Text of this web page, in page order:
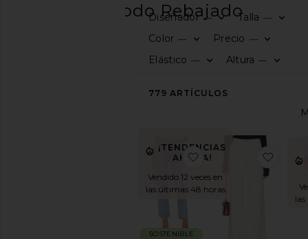
Todo Rebajado
Diseñador—
Talla —
Color —
Precio —
Elástico —
Altura —
779 ARTÍCULOS
¡TENDENCIAS
AHORA!
Vendido 12 veces en
las últimas 48 horas
SOSTENIBLE
favoritoPIERNA